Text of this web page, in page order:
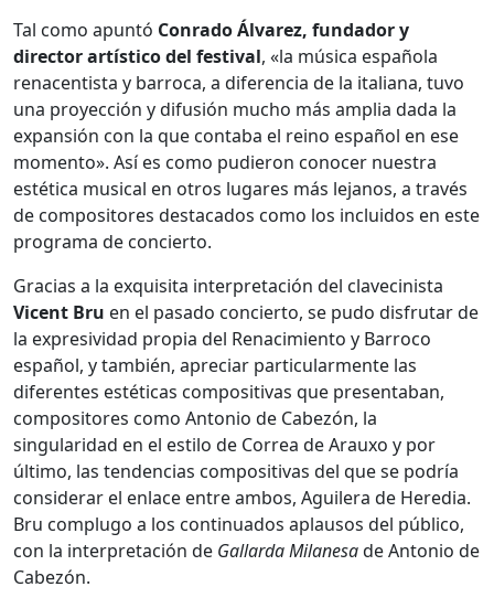
Tal como apuntó Conrado Álvarez, fundador y
director artístico del festival, «la música española
renacentista y barroca, a diferencia de la italiana, tuvo
una proyección y difusión mucho más amplia dada la
expansión con la que contaba el reino español en ese
momento». Así es como pudieron conocer nuestra
estética musical en otros lugares más lejanos, a través
de compositores destacados como los incluidos en este
programa de concierto.
Gracias a la exquisita interpretación del clavecinista
Vicent Bru en el pasado concierto, se pudo disfrutar de
la expresividad propia del Renacimiento y Barroco
español, y también, apreciar particularmente las
diferentes estéticas compositivas que presentaban,
compositores como Antonio de Cabezón, la
singularidad en el estilo de Correa de Arauxo y por
último, las tendencias compositivas del que se podría
considerar el enlace entre ambos, Aguilera de Heredia.
Bru complugo a los continuados aplausos del público,
con la interpretación de Gallarda Milanesade Antonio de
Cabezón.